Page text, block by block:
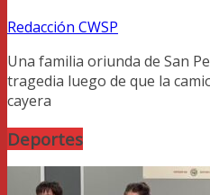
Redacción CWSP
Una familia oriunda de San
tragedia luego de que la
cayera
Deportes